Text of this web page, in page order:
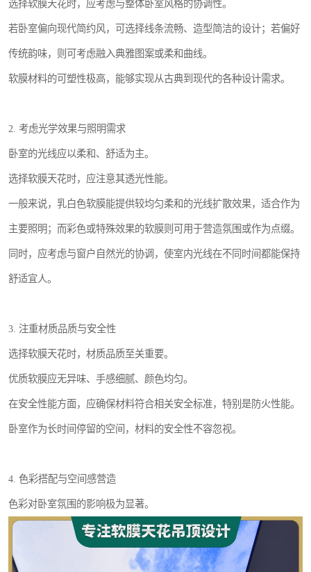
选择软膜天花时，应考虑与整体卧室风格的协调性。
若卧室偏向现代简约风，可选择线条流畅、造型简洁的设计；若偏好
传统韵味，则可考虑融入典雅图案或柔和曲线。
软膜材料的可塑性极高，能够实现从古典到现代的各种设计需求。
2. 考虑光学效果与照明需求
卧室的光线应以柔和、舒适为主。
选择软膜天花时，应注意其透光性能。
一般来说，乳白色软膜能提供较均匀柔和的光线扩散效果，适合作为
主要照明；而彩色或特殊效果的软膜则可用于营造氛围或作为点缀。
同时，应考虑与窗户自然光的协调，使室内光线在不同时间都能保持
舒适宜人。
3. 注重材质品质与安全性
选择软膜天花时，材质品质至关重要。
优质软膜应无异味、手感细腻、颜色均匀。
在安全性能方面，应确保材料符合相关安全标准，特别是防火性能。
卧室作为长时间停留的空间，材料的安全性不容忽视。
4. 色彩搭配与空间感营造
色彩对卧室氛围的影响极为显著。